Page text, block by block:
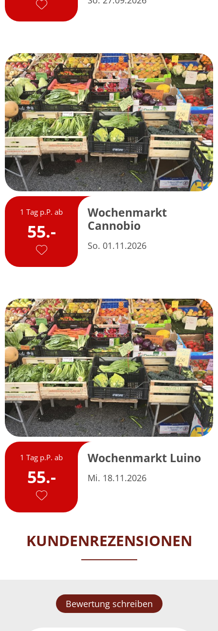
1 Tag p.P. ab
55.-
Wochenmarkt
Cannobio
So. 01.11.2026
1 Tag p.P. ab
55.-
Wochenmarkt Luino
Mi. 18.11.2026
KUNDENREZENSIONEN
Bewertung schreiben